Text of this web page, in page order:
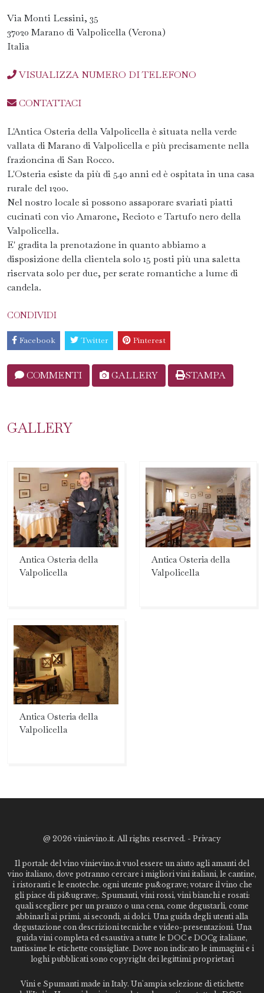
Via Monti Lessini, 35
37020 Marano di Valpolicella (Verona)
Italia
VISUALIZZA NUMERO DI TELEFONO
CONTATTACI
L'Antica Osteria della Valpolicella è situata nella verde
vallata di Marano di Valpolicella e più precisamente nella
frazioncina di San Rocco.
L'Osteria esiste da più di 540 anni ed è ospitata in una casa
rurale del 1200.
Nel nostro locale si possono assaporare svariati piatti
cucinati con vio Amarone, Recioto e Tartufo nero della
Valpolicella.
E' gradita la prenotazione in quanto abbiamo a
disposizione della clientela solo 15 posti più una saletta
riservata solo per due, per serate romantiche a lume di
candela.
CONDIVIDI
Facebook Twitter Pinterest
COMMENTI GALLERY STAMPA
GALLERY
Antica Osteria della
Valpolicella
Antica Osteria della
Valpolicella
Antica Osteria della
Valpolicella
@ 2026 vinievino.it. All rights reserved. - Privacy
Il portale del vino vinievino.it vuol essere un aiuto agli amanti del
vino italiano, dove potranno cercare i migliori vini italiani, le cantine,
i ristoranti e le enoteche. ogni utente pu&ograve; votare il vino che
gli piace di pi&ugrave;. Spumanti, vini rossi, vini bianchi e rosati:
quali scegliere per un pranzo o una cena, come degustarli, come
abbinarli ai primi, ai secondi, ai dolci. Una guida degli utenti alla
degustazione con descrizioni tecniche e video-presentazioni. Una
guida vini completa ed esaustiva a tutte le DOC e DOCg italiane,
tantissime le etichette consigliate. Dove non indicato le immagini e i
loghi pubblicati sono copyright dei legittimi proprietari
Vini e Spumanti made in Italy. Un'ampia selezione di etichette